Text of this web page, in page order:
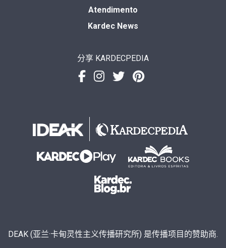
Atendimento
Kardec News
分享 KARDECPEDIA
DEAK (亚兰·卡甸灵性主义传播研究所) 是传播项目的赞助商.